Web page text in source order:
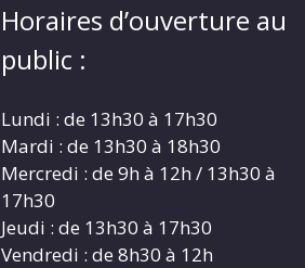
Horaires d’ouverture au
public :
Lundi : de 13h30 à 17h30
Mardi : de 13h30 à 18h30
Mercredi : de 9h à 12h / 13h30 à
17h30
Jeudi : de 13h30 à 17h30
Vendredi : de 8h30 à 12h